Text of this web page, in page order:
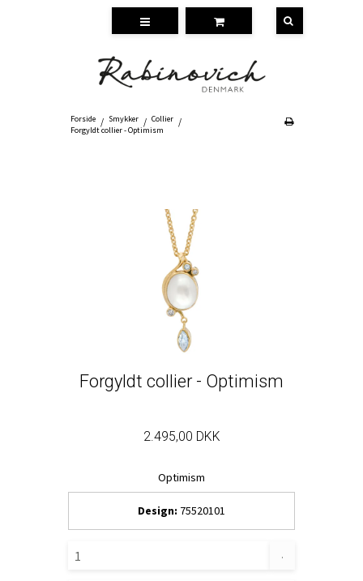
Forside / Smykker / Collier /
Forgyldt collier - Optimism
Forgyldt collier - Optimism
2.495,00 DKK
Optimism
Design: 75520101
.